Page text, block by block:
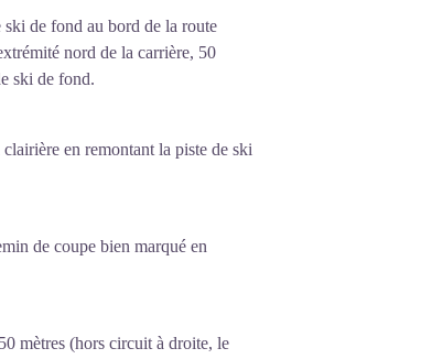
de fond au bord de la route
nord de la carrière, 50
ski de fond.
en remontant la piste de ski
de coupe bien marqué en
mètres (hors circuit à droite, le